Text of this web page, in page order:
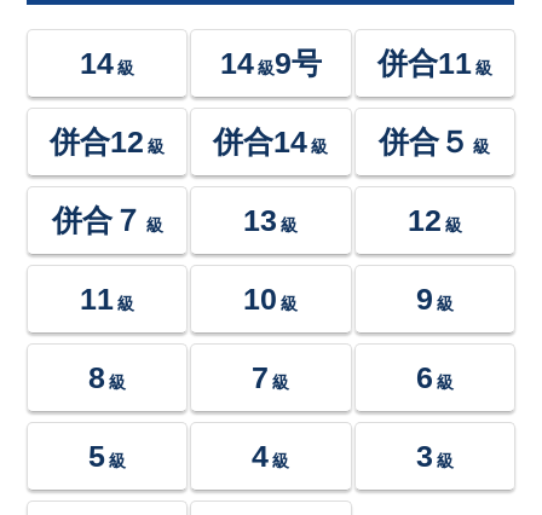
14 級 14級9号 併合11 級
併合12 級 併合14 級 併合５ 級
併合７ 級 13 級 12 級
11 級 10 級 9 級
8 級 7 級 6 級
5 級 4 級 3 級